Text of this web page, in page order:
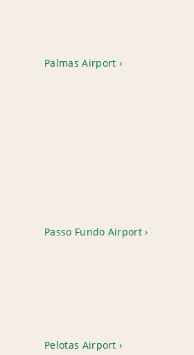
Palmas Airport
Passo Fundo Airport
Pelotas Airport